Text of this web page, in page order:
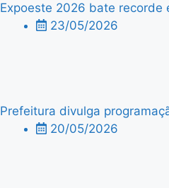
Expoeste 2026 bate recorde
23/05/2026
Prefeitura divulga
20/05/2026